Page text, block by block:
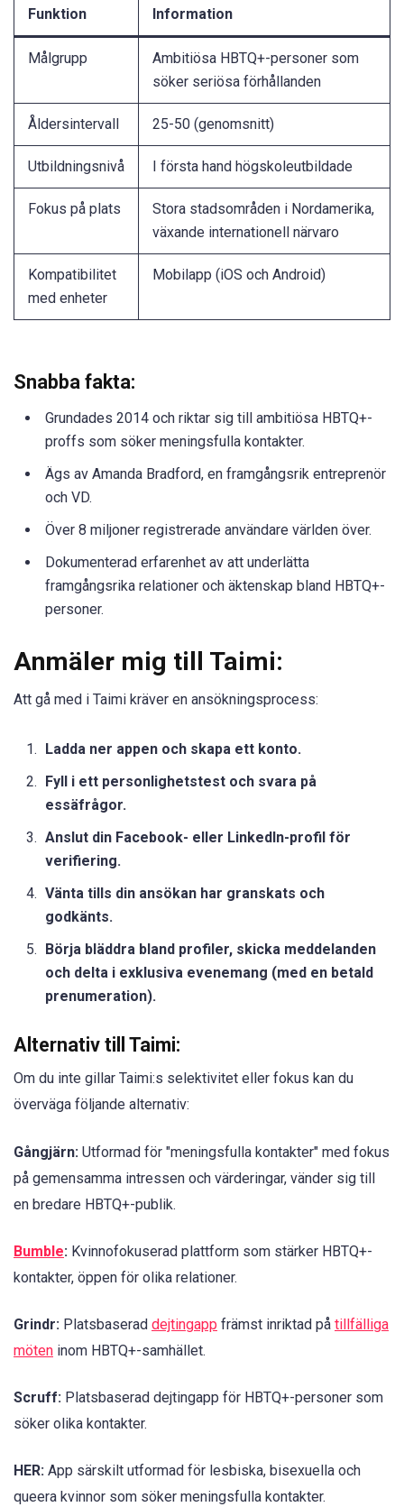
Funktion Information
Målgrupp
Ambitiösa HBTQ+-personer som
söker seriösa förhållanden
Åldersintervall 25-50 (genomsnitt)
Utbildningsnivå I första hand högskoleutbildade
Fokus på plats
Stora stadsområden i Nordamerika,
växande internationell närvaro
Kompatibilitet
med enheter
Mobilapp (iOS och Android)
Snabba fakta:
Grundades 2014 och riktar sig till ambitiösa HBTQ+-
proffs som söker meningsfulla kontakter.
Ägs av Amanda Bradford, en framgångsrik entreprenör
och VD.
Över 8 miljoner registrerade användare världen över.
Dokumenterad erfarenhet av att underlätta
framgångsrika relationer och äktenskap bland HBTQ+-
personer.
Anmäler mig till Taimi:
Att gå med i Taimi kräver en ansökningsprocess:
Ladda ner appen och skapa ett konto.
Fyll i ett personlighetstest och svara på
essäfrågor.
Anslut din Facebook- eller LinkedIn-profil för
verifiering.
Vänta tills din ansökan har granskats och
godkänts.
Börja bläddra bland profiler, skicka meddelanden
och delta i exklusiva evenemang (med en betald
prenumeration).
Alternativ till Taimi:
Om du inte gillar Taimi:s selektivitet eller fokus kan du
överväga följande alternativ:
Gångjärn: Utformad för "meningsfulla kontakter" med fokus
på gemensamma intressen och värderingar, vänder sig till
en bredare HBTQ+-publik.
Bumble: Kvinnofokuserad plattform som stärker HBTQ+-
kontakter, öppen för olika relationer.
Grindr: Platsbaserad dejtingapp främst inriktad på tillfälliga
möten inom HBTQ+-samhället.
Scruff: Platsbaserad dejtingapp för HBTQ+-personer som
söker olika kontakter.
HER: App särskilt utformad för lesbiska, bisexuella och
queera kvinnor som söker meningsfulla kontakter.